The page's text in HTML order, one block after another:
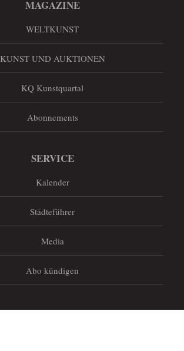
MAGAZINE
WELTKUNST
KUNST UND AUKTIONEN
KQ Kunstquartal
Abonnements
SERVICE
Kalender
Städteführer
Media
Abo kündigen